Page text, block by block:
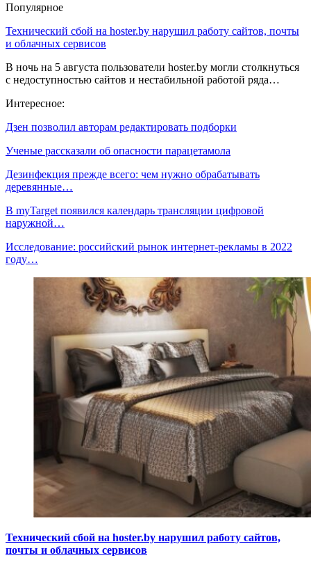
Популярное
Технический сбой на hoster.by нарушил работу сайтов, почты
и облачных сервисов
В ночь на 5 августа пользователи hoster.by могли столкнуться
с недоступностью сайтов и нестабильной работой ряда…
Интересное:
Дзен позволил авторам редактировать подборки
Ученые рассказали об опасности парацетамола
Дезинфекция прежде всего: чем нужно обрабатывать
деревянные…
В myTarget появился календарь трансляции цифровой
наружной…
Исследование: российский рынок интернет-рекламы в 2022
году…
Технический сбой на hoster.by нарушил работу сайтов,
почты и облачных сервисов